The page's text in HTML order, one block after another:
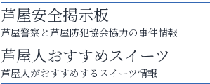
芦屋安全掲示板
芦屋警察と芦屋防犯協会協力の事件情報
芦屋人おすすめスイーツ
芦屋人がおすすめするスイーツ情報